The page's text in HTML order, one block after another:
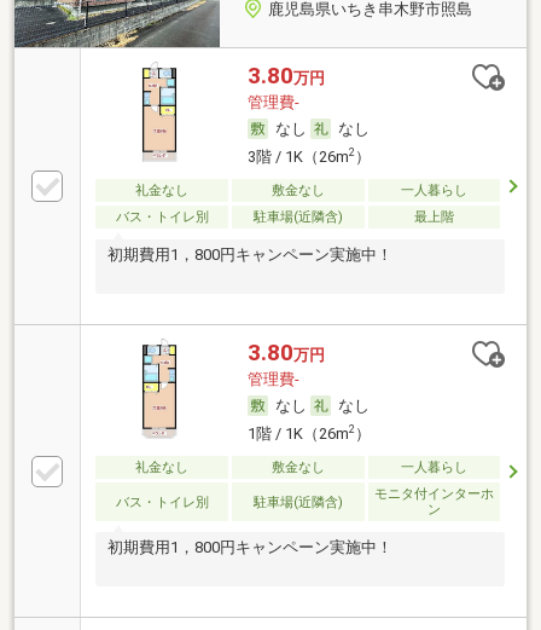
鹿児島県いちき串木野市照島
3.80万円
管理費-
なし
なし
3階 / 1K（26m2）
礼金なし 敷金なし
一人暮らし
バス・トイレ別
駐車場(近隣含) 最上階
初期費用1，800円キャンペーン実施中！
3.80万円
管理費-
なし
なし
1階 / 1K（26m2）
礼金なし 敷金なし 一人暮らし
バス・トイレ別 駐車場(近隣含)
モニタ付インターホ
ン
初期費用1，800円キャンペーン実施中！